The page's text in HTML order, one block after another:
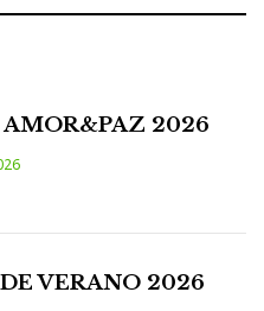
2026
VERANO 2026